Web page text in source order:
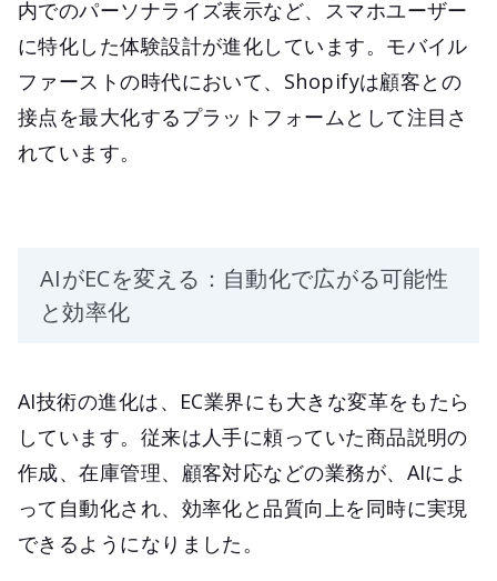
内でのパーソナライズ表示など、スマホユーザー
に特化した体験設計が進化しています。モバイル
ファーストの時代において、Shopifyは顧客との
接点を最大化するプラットフォームとして注目さ
れています。
AIがECを変える：自動化で広がる可能性
と効率化
AI技術の進化は、EC業界にも大きな変革をもたら
しています。従来は人手に頼っていた商品説明の
作成、在庫管理、顧客対応などの業務が、AIによ
って自動化され、効率化と品質向上を同時に実現
できるようになりました。